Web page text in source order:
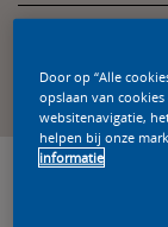
Door op “Alle
opslaan van
websitenavigatie,
helpen bij onze
informatie